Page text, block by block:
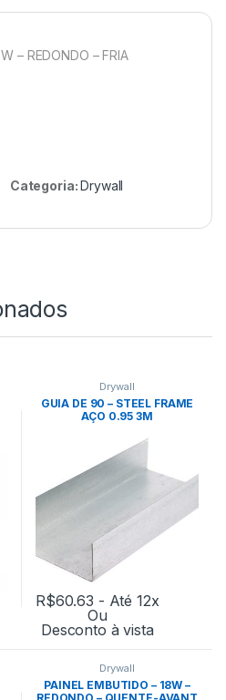
– REDONDO – FRIA
Categoria: Drywall
Drywall
GUIA DE 90 – STEEL FRAME
AÇO 0.95 3M
R$60.63 - Até 12x
Ou
Desconto à vista
Drywall
PAINEL EMBUTIDO – 18W –